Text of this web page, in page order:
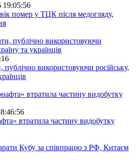
19:05:56
помер у ТЦК після медогляду,
публічно використовуючи російську,
втратила частину видобутку